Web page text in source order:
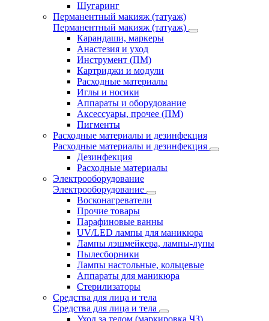
Шугаринг
Перманентный макияж (татуаж)
Перманентный макияж (татуаж)
Карандаши, маркеры
Анастезия и уход
Инструмент (ПМ)
Картриджи и модули
Расходные материалы
Иглы и носики
Аппараты и оборудование
Аксессуары, прочее (ПМ)
Пигменты
Расходные материалы и дезинфекция
Расходные материалы и дезинфекция
Дезинфекция
Расходные материалы
Электрооборудование
Электрооборудование
Восконагреватели
Прочие товары
Парафиновые ванны
UV/LED лампы для маникюра
Лампы лэшмейкера, лампы-лупы
Пылесборники
Лампы настольные, кольцевые
Аппараты для маникюра
Стерилизаторы
Средства для лица и тела
Средства для лица и тела
Уход за телом (маркировка ЧЗ)